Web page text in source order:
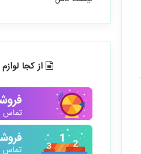
از کجا